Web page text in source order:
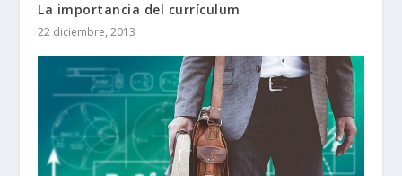
La importancia del currículum
22 diciembre, 2013